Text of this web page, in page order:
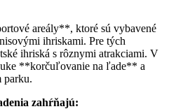
areály**, ktoré sú vybavené
ihriskami. Pre tých
ihriská s rôznymi atrakciami. V
**korčuľovanie na ľade** a
parku.
zahŕňajú: